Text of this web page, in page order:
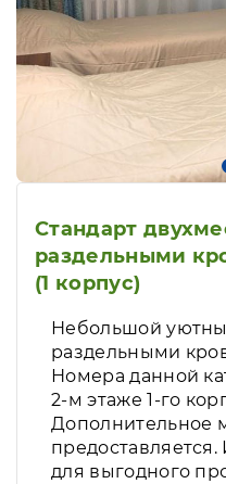
Стандарт
раздельными
(1 корпус)
Небольшой
раздельными
Номера данной
2-м этаже 1-го
Дополнительное
для выгодного